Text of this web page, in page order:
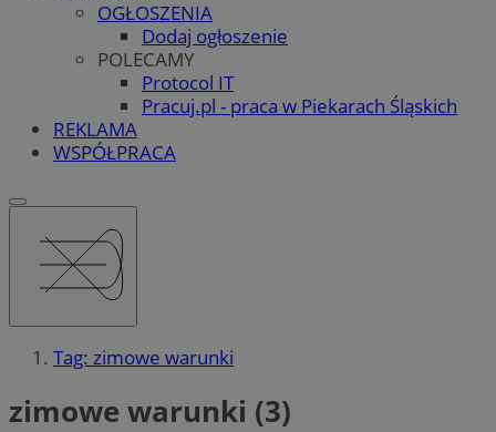
OGŁOSZENIA
Dodaj ogłoszenie
POLECAMY
Protocol IT
Pracuj.pl - praca w Piekarach Śląskich
REKLAMA
WSPÓŁPRACA
Tag: zimowe warunki
zimowe warunki (3)